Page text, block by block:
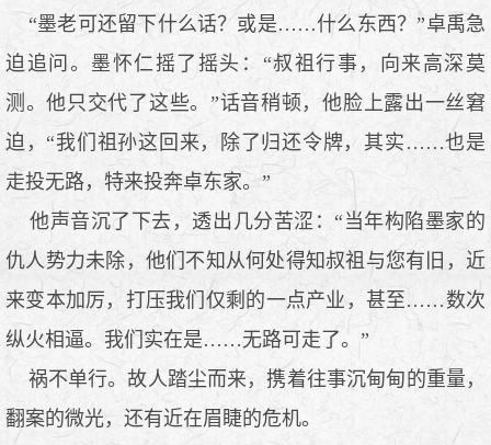
“墨老可还留下什么话？或是……什么东西？”卓禹急
迫追问。墨怀仁摇了摇头：“叔祖行事，向来高深莫
测。他只交代了这些。”话音稍顿，他脸上露出一丝窘
迫，“我们祖孙这回来，除了归还令牌，其实……也是
走投无路，特来投奔卓东家。”
他声音沉了下去，透出几分苦涩：“当年构陷墨家的
仇人势力未除，他们不知从何处得知叔祖与您有旧，近
来变本加厉，打压我们仅剩的一点产业，甚至……数次
纵火相逼。我们实在是……无路可走了。”
祸不单行。故人踏尘而来，携着往事沉甸甸的重量，
翻案的微光，还有近在眉睫的危机。